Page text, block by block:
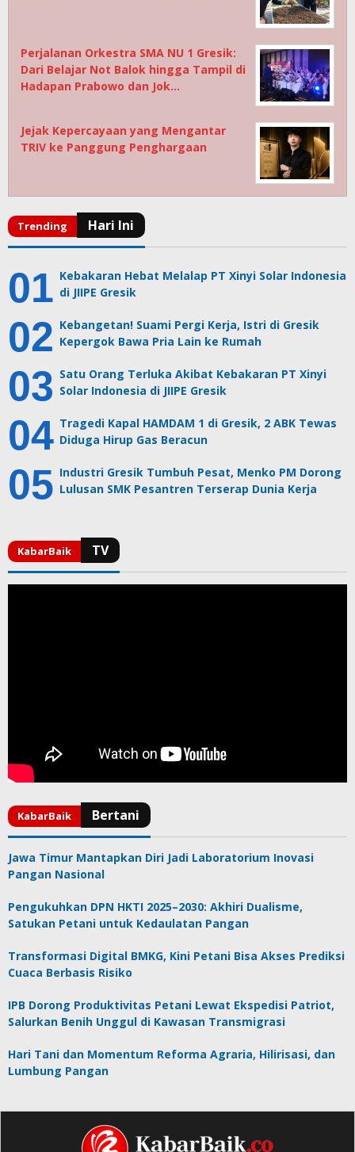
Perjalanan Orkestra SMA NU 1 Gresik:
Dari Belajar Not Balok hingga Tampil di
Hadapan Prabowo dan Jok…
Jejak Kepercayaan yang Mengantar
TRIV ke Panggung Penghargaan
Kebakaran Hebat Melalap PT Xinyi Solar Indonesia
di JIIPE Gresik
Kebangetan! Suami Pergi Kerja, Istri di Gresik
Kepergok Bawa Pria Lain ke Rumah
Satu Orang Terluka Akibat Kebakaran PT Xinyi
Solar Indonesia di JIIPE Gresik
Tragedi Kapal HAMDAM 1 di Gresik, 2 ABK Tewas
Diduga Hirup Gas Beracun
Industri Gresik Tumbuh Pesat, Menko PM Dorong
Lulusan SMK Pesantren Terserap Dunia Kerja
Jawa Timur Mantapkan Diri Jadi Laboratorium Inovasi
Pangan Nasional
Pengukuhkan DPN HKTI 2025–2030: Akhiri Dualisme,
Satukan Petani untuk Kedaulatan Pangan
Transformasi Digital BMKG, Kini Petani Bisa Akses Prediksi
Cuaca Berbasis Risiko
IPB Dorong Produktivitas Petani Lewat Ekspedisi Patriot,
Salurkan Benih Unggul di Kawasan Transmigrasi
Hari Tani dan Momentum Reforma Agraria, Hilirisasi, dan
Lumbung Pangan